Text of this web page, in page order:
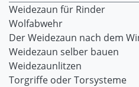
Weidezaun für Rinder
Wolfabwehr
Der Weidezaun nach dem
Weidezaun selber bauen
Weidezaunlitzen
Torgriffe oder Torsysteme